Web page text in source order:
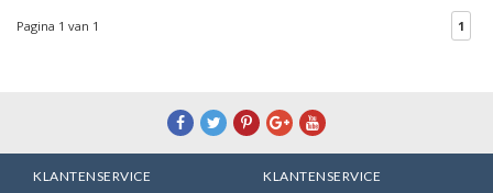
Pagina 1 van 1 1
KLANTENSERVICE
KLANTENSERVICE